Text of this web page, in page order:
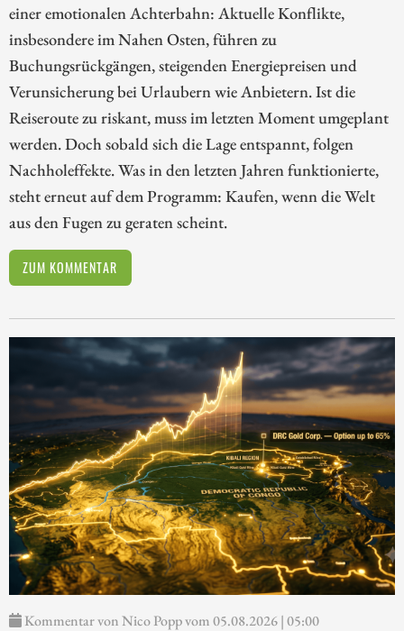
einer emotionalen Achterbahn: Aktuelle Konflikte,
insbesondere im Nahen Osten, führen zu
Buchungsrückgängen, steigenden Energiepreisen und
Verunsicherung bei Urlaubern wie Anbietern. Ist die
Reiseroute zu riskant, muss im letzten Moment umgeplant
werden. Doch sobald sich die Lage entspannt, folgen
Nachholeffekte. Was in den letzten Jahren funktionierte,
steht erneut auf dem Programm: Kaufen, wenn die Welt
aus den Fugen zu geraten scheint.
ZUM KOMMENTAR
Kommentar von Nico Popp vom 05.08.2026 | 05:00